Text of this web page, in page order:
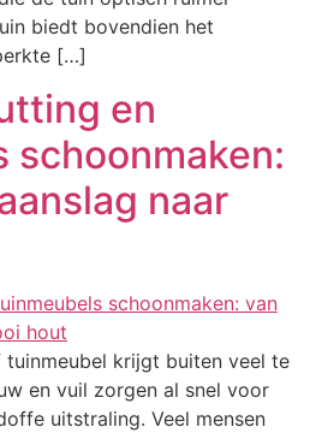
biedt bovendien het
[…]
en
schoonmaken:
naar
krijgt buiten veel te
en vuil zorgen al snel voor
uitstraling. Veel mensen